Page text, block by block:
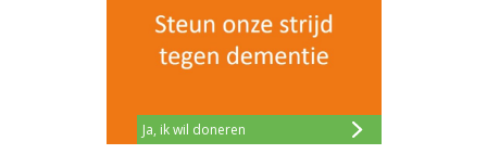
Ja, ik wil doneren